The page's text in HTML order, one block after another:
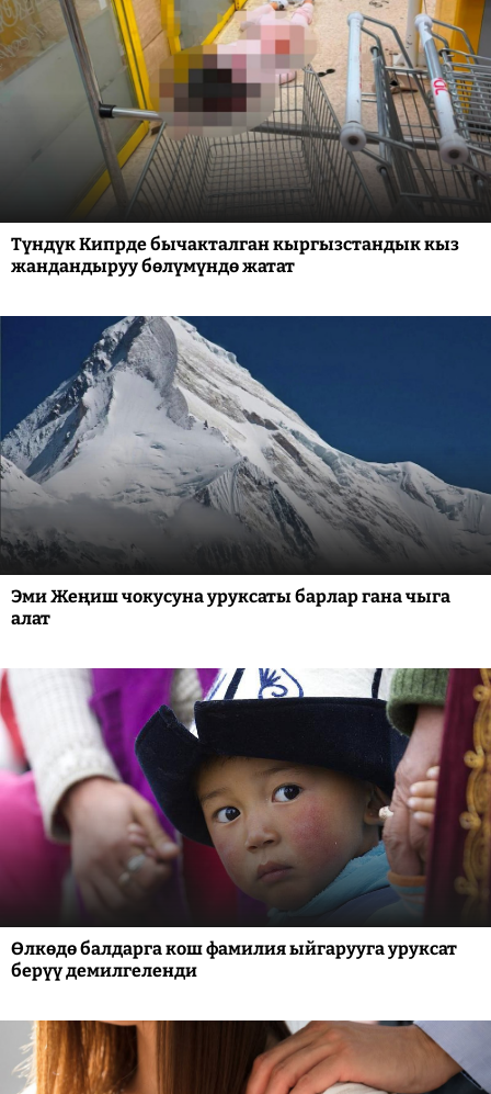
Түндүк Кипрде бычакталган кыргызстандык кыз
жандандыруу бөлүмүндө жатат
Эми Жеңиш чокусуна уруксаты барлар гана чыга
алат
Өлкөдө балдарга кош фамилия ыйгарууга уруксат
берүү демилгеленди